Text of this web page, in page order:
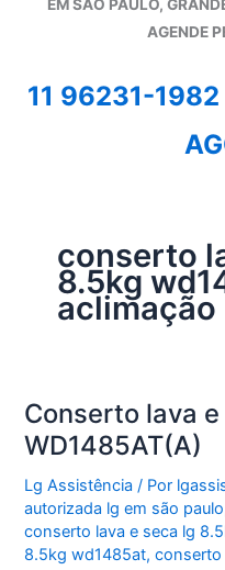
EM SÃO PAULO,
AGENDE
11 96231-1982
conserto
8.5kg
aclimação
Conserto lava
WD1485AT(A)
Lg Assistência / Por
autorizada lg em são paulo
conserto lava e seca lg
8.5kg wd1485at,conserto